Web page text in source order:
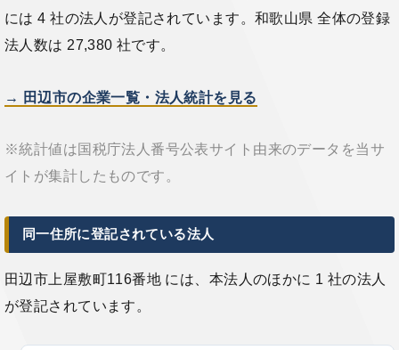
には 4 社の法人が登記されています。和歌山県 全体の登録
法人数は 27,380 社です。
→ 田辺市の企業一覧・法人統計を見る
※統計値は国税庁法人番号公表サイト由来のデータを当サ
イトが集計したものです。
同一住所に登記されている法人
田辺市上屋敷町116番地 には、本法人のほかに 1 社の法人
が登記されています。